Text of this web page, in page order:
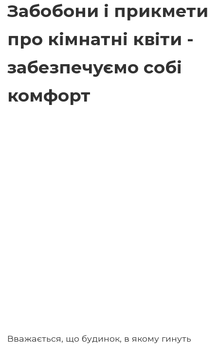
Забобони і прикмети
про кімнатні квіти -
забезпечуємо собі
комфорт
Вважається, що будинок, в якому гинуть